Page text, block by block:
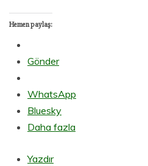
Hemen paylaş:
Gönder
WhatsApp
Bluesky
Daha fazla
Yazdır